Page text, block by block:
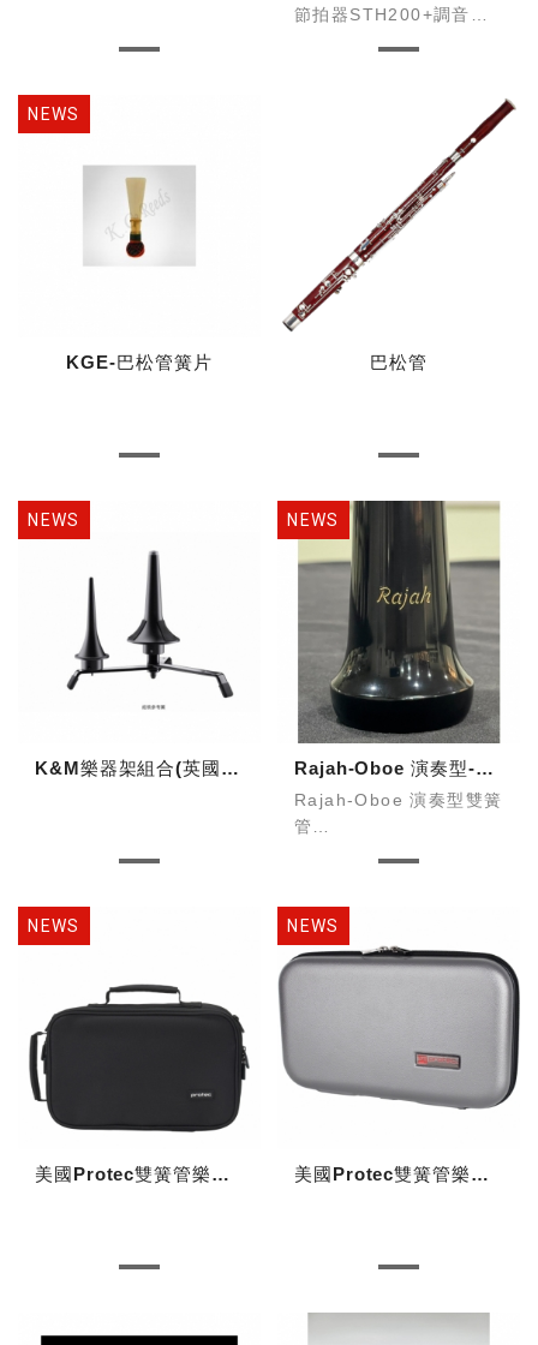
節拍器STH200+調音夾
KGE-巴松管簧片 巴松管
K&M樂器架組合(英國管雙簧管OB&EH) Rajah-Oboe 演奏型-D1黑武士
Rajah-Oboe 演奏型雙簧
管
美國Protec雙簧管樂器盒保護套(褙包) 美國Protec雙簧管樂器盒